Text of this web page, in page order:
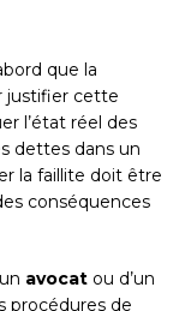
que la
justifier cette
l’état réel des
dettes dans un
la faillite doit être
conséquences
avocat ou d’un
procédures de